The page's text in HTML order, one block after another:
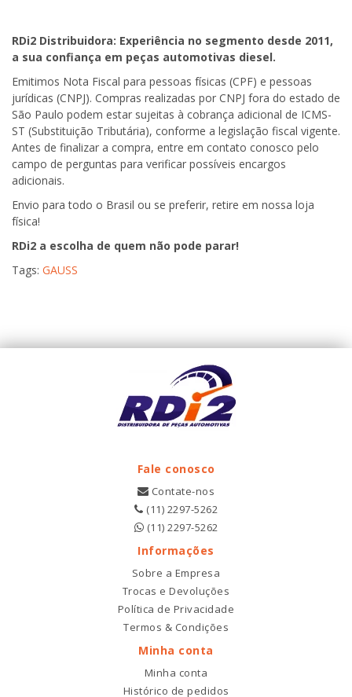
RDi2 Distribuidora: Experiência no segmento desde 2011,
a sua confiança em peças automotivas diesel.
Emitimos Nota Fiscal para pessoas físicas (CPF) e pessoas
jurídicas (CNPJ). Compras realizadas por CNPJ fora do estado de
São Paulo podem estar sujeitas à cobrança adicional de ICMS-
ST (Substituição Tributária), conforme a legislação fiscal vigente.
Antes de finalizar a compra, entre em contato conosco pelo
campo de perguntas para verificar possíveis encargos
adicionais.
Envio para todo o Brasil ou se preferir, retire em nossa loja
física!
RDi2 a escolha de quem não pode parar!
Tags: GAUSS
Fale conosco
Contate-nos
(11) 2297-5262
(11) 2297-5262
Informações
Sobre a Empresa
Trocas e Devoluções
Política de Privacidade
Termos & Condições
Minha conta
Minha conta
Histórico de pedidos